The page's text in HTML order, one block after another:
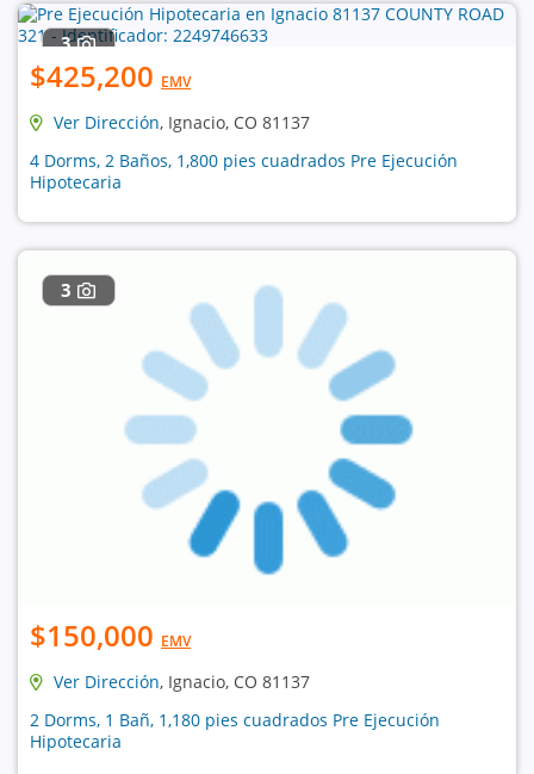
3
$425,200 EMV
Ver Dirección, Ignacio, CO 81137
4 Dorms, 2 Baños, 1,800 pies cuadrados Pre Ejecución
Hipotecaria
3
$150,000 EMV
Ver Dirección, Ignacio, CO 81137
2 Dorms, 1 Bañ, 1,180 pies cuadrados Pre Ejecución
Hipotecaria